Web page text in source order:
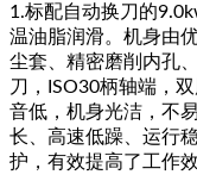
1.标配自动换刀的
温油脂润滑。机身由
尘套、精密磨削内孔
刀，ISO30柄轴端，
音低，机身光洁，不
长、高速低躁、运行
护，有效提高了工作效